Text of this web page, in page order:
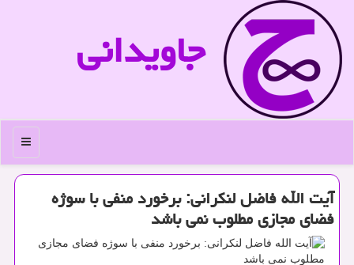
جاویدانی
منو
آیت الله فاضل لنكرانی: برخورد منفی با سوژه
فضای مجازی مطلوب نمی باشد